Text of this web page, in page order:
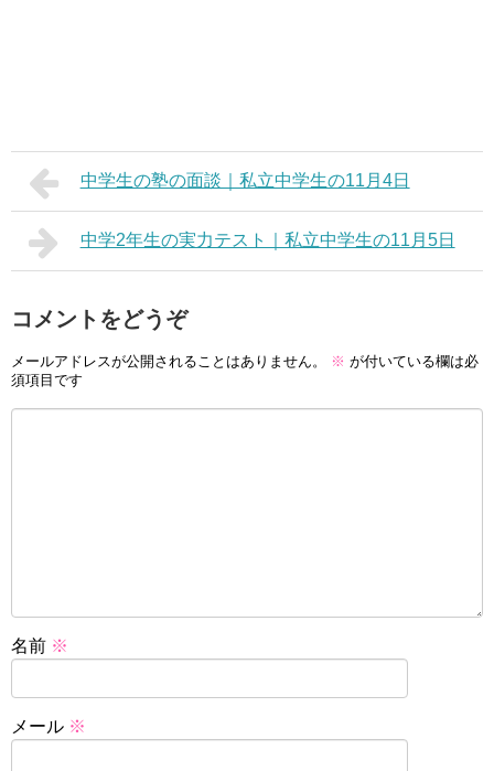
中学生の塾の面談｜私立中学生の11月4日
中学2年生の実力テスト｜私立中学生の11月5日
コメントをどうぞ
メールアドレスが公開されることはありません。 ※ が付いている欄は必
須項目です
名前 ※
メール ※